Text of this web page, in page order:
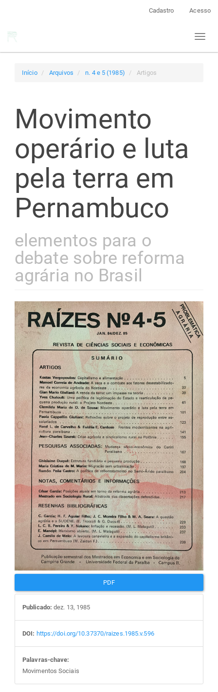
Cadastro Acesso
Toggle
Início Arquivos n. 4 e 5 (1985) Artigos
Movimento
operário e luta
pela terra em
Pernambuco
elementos para o
debate sobre reforma
agrária no Brasil
Barra
lateral
de
artigos
PDF
Publicado: dez. 13, 1985
DOI: https://doi.org/10.37370/raizes.1985.v.596
Palavras-chave:
Movimentos Sociais